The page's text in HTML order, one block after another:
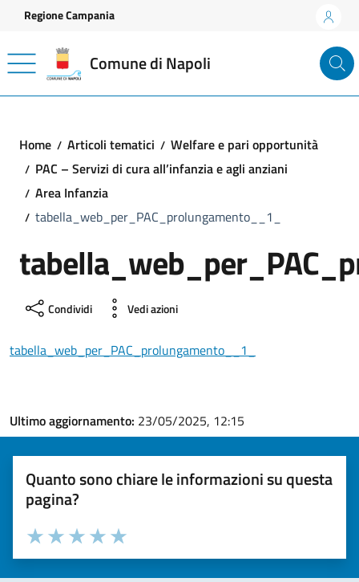
Vai ai contenuti
Vai al footer
Regione Campania
Comune di Napoli
Home Articoli tematici
Welfare e pari opportunità
PAC – Servizi di cura all’infanzia e agli anziani
Area Infanzia
tabella_web_per_PAC_prolungamento__1_
Condividi Vedi azioni
tabella_web_per_PAC_prolungamento__1_
Ultimo aggiornamento: 23/05/2025, 12:15
Quanto sono chiare le informazioni su questa
pagina?
Valuta la chiarezza delle informazioni (da 1 a 5 stelle)
Seleziona il numero di stelle per valutare la chiarezza delle
Valuta 5 stelle su 5
Valuta 4 stelle su 5
Valuta 3 stelle su 5
Valuta 2 stelle su 5
Valuta 1 stelle su 5